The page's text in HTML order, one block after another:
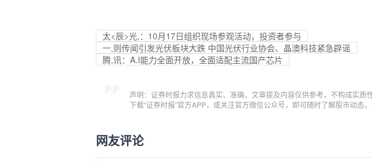
太<辰>光,：10月17日组织现场参观活动，投资者参与
一,则传闻引发光伏板块大跌 中国光伏行业协会、晶澳科技紧急辟谣
腾,讯：A.I能力全面开放，全面适配主流国产芯片
声明：证券时报力求信息真实、准确，文章提及内容仅供参考，不构成实质
下载“证券时报”官方APP，或关注官方微信公众号，即可随时了解股市动态
网友评论